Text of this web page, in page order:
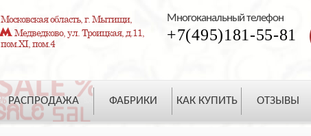
Московская область, г. Мытищи,
Медведково, ул. Троицкая, д.11,
пом.XI, пом.4
Многоканальный телефон
+7(495)181-55-81
РАСПРОДАЖА ФАБРИКИ КАК КУПИТЬ ОТЗЫВЫ